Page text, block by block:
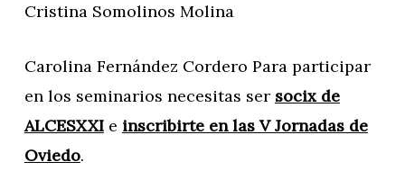
Cristina Somolinos Molina
Carolina Fernández Cordero Para participar
en los seminarios necesitas ser socix de
ALCESXXIe inscribirte en las V Jornadas de
Oviedo.